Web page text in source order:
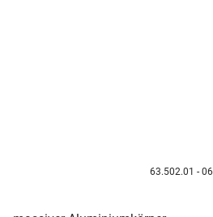
63.502.01 - 06